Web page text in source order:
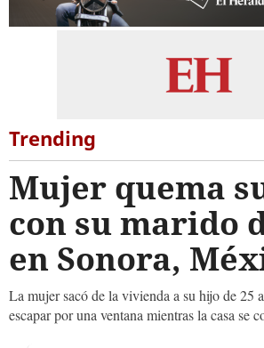
Trending
Mujer quema
con su marido
en Sonora,
La mujer sacó de la vivienda a su hijo de 25
escapar por una ventana mientras la casa se